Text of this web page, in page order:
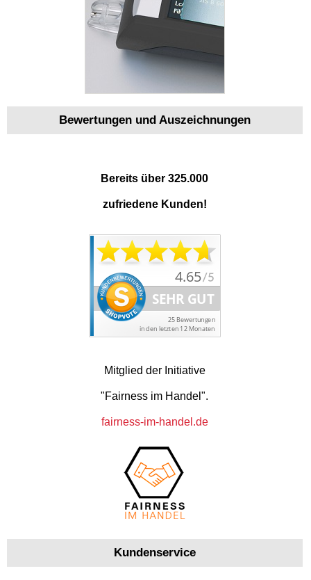
Bewertungen und Auszeichnungen
Bereits über 325.000
zufriedene Kunden!
Mitglied der Initiative
"Fairness im Handel".
fairness-im-handel.de
Kundenservice